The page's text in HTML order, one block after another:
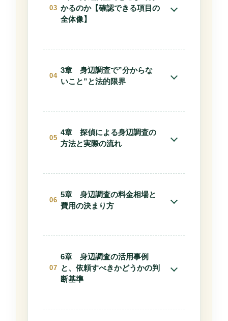
『1-2. 全国対応体制と調査ネット
ワーク』
『1-4. 守秘義務と情報管理体制』
かるのか【確認できる項目の
全体像】
『2-2. 勤務実態・職業の裏付け』
『2-4. 金銭トラブル・生活水準の
『2-5. SNS・インターネット上の
『2-6. 反社会的勢力との関係確認
3章 身辺調査で”分からな
いこと”と法的限界
『3-2. 違法となる調査手法』
『3-4. 「成功率100％」という表
現の危うさ』
4章 探偵による身辺調査の
方法と実際の流れ
『4-2. 事前情報の整理・公開情報
確認』
『4-4. 聞き込み調査（合法範囲
『4-5. 調査期間と進行管理』
5章 身辺調査の料金相場と
費用の決まり方
『5-2. 一般的な料金目安』
6章 身辺調査の活用事例
と、依頼すべきかどうかの判
断基準